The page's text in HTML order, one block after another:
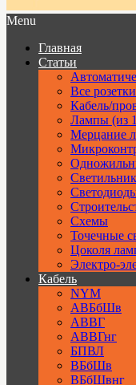
Menu
Главная
Статьи
Все
Кабель/
Лампы (из
Мерцание
Схемы
Точечные
Цоколя
Электро-
Кабель
NYM
АВБбШв
АВВГ
АВВГнг
БПВЛ
ВБбШв
ВБбШвнг